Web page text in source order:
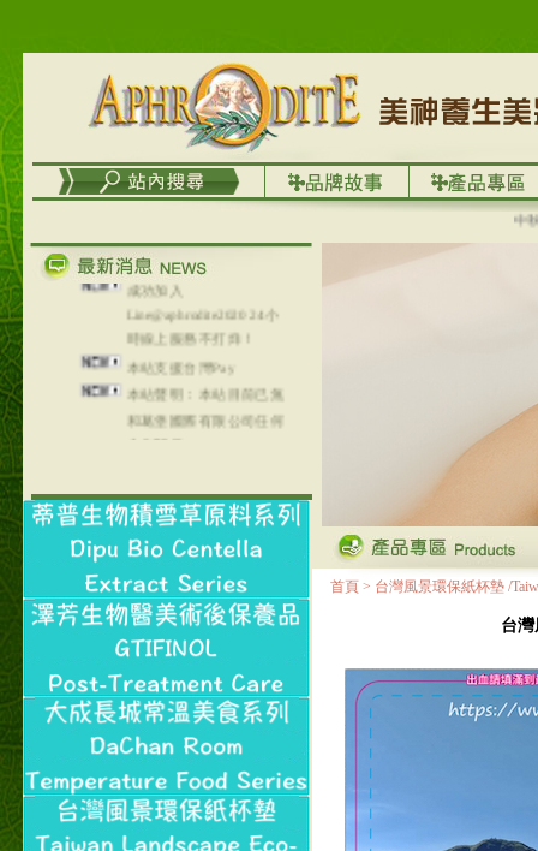
中秋優
列，可以郵寄至部分亞太
地區～
在外租屋者、居住處無管
理員、不方便在工作地點
取件者，歡迎多多使用
【郵局i郵箱】的服務喔～
【i郵箱】設立的地點，請
成功加入
Line@aphrodite2020 24小
時線上服務不打烊！
本站支援台灣Pay
本站聲明：本站目前已無
和葛堡國際有限公司任何
合作關係
本站支援支付宝
陆运费不限重量，调降为
NT$320(RMB￥71.00)
首頁 > 台灣風景環保紙杯墊 /
台灣